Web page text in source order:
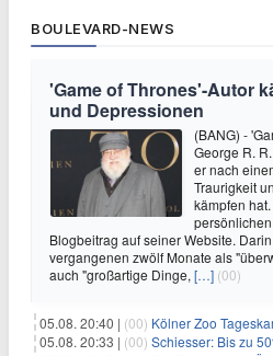
BOULEVARD-NEWS
'Game of Thrones'-Autor
und Depressionen
(BANG) -
George R.
er nach
Traurigkeit
kämpfen
Blogbeitrag auf seiner Website.
vergangenen zwölf Monate als
auch "großartige Dinge, […] (00)
05.08. 20:40 | (00) Kölner Zoo Tageskarte mit
05.08. 20:33 | (00) Schiesser: Bis zu 50%